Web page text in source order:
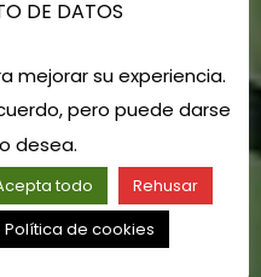
DE DATOS
mejorar su experiencia.
pero puede darse
desea.
todo
Rehusar
Política de cookies